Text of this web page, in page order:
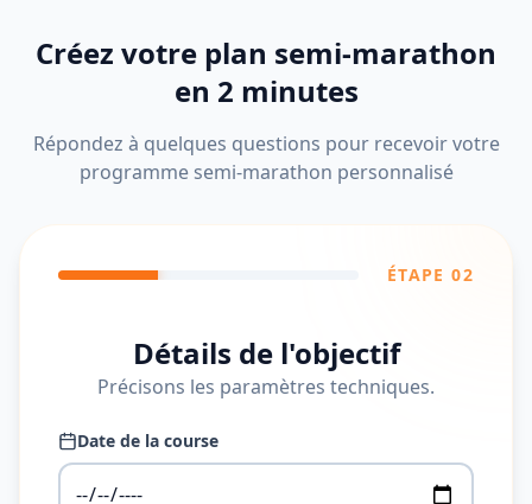
Créez votre plan semi-marathon
en 2 minutes
Répondez à quelques questions pour recevoir votre
programme semi-marathon personnalisé
ÉTAPE 02
Détails de l'objectif
Précisons les paramètres techniques.
Date de la course